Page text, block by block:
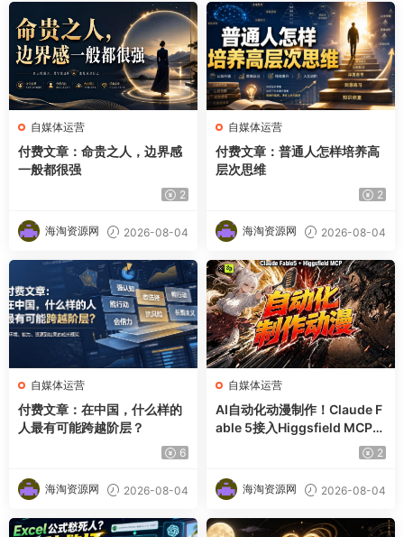
自媒体运营
付费文章：命贵之人，边界感
一般都很强
2
海淘资源网 2026-08-04
自媒体运营
付费文章：普通人怎样培养高
层次思维
2
海淘资源网 2026-08-04
自媒体运营
付费文章：在中国，什么样的
人最有可能跨越阶层？
6
海淘资源网 2026-08-04
自媒体运营
AI自动化动漫制作！Claude F
able 5接入Higgsfield MCP，
2
海淘资源网 2026-08-04